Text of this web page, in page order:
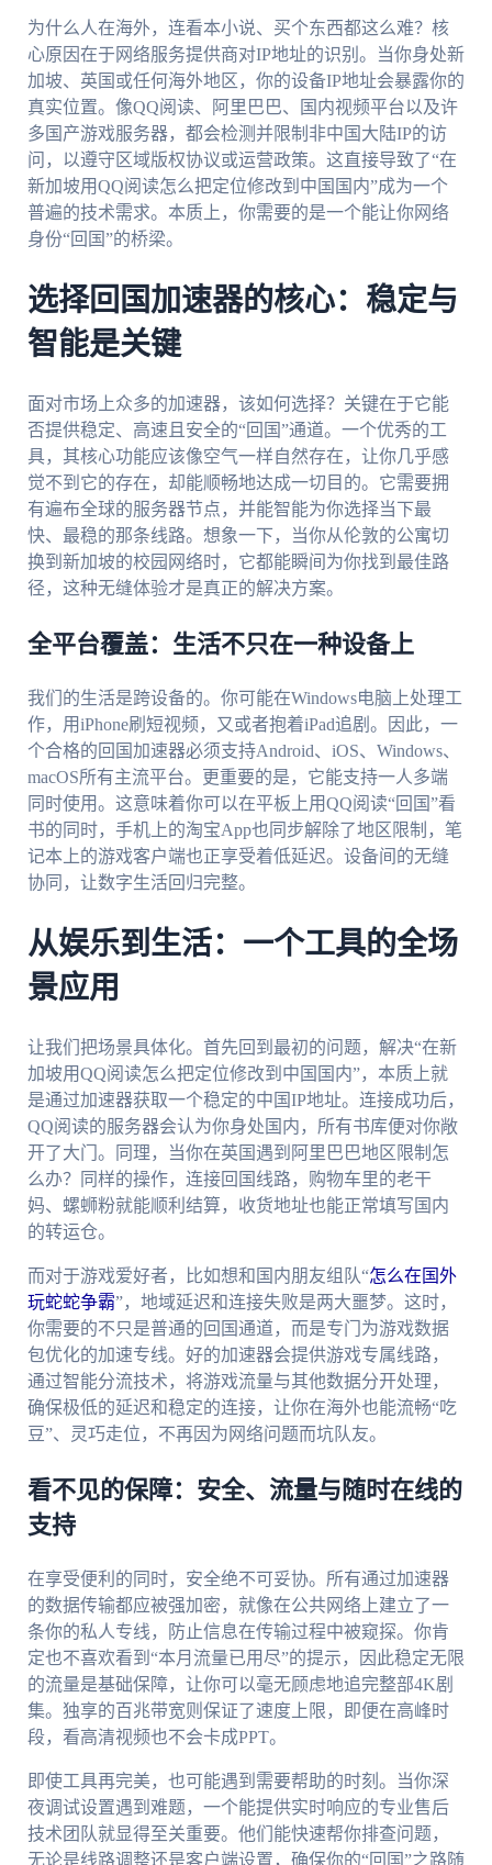
为什么人在海外，连看本小说、买个东西都这么难？核
心原因在于网络服务提供商对IP地址的识别。当你身处新
加坡、英国或任何海外地区，你的设备IP地址会暴露你的
真实位置。像QQ阅读、阿里巴巴、国内视频平台以及许
多国产游戏服务器，都会检测并限制非中国大陆IP的访
问，以遵守区域版权协议或运营政策。这直接导致了“在
新加坡用QQ阅读怎么把定位修改到中国国内”成为一个
普遍的技术需求。本质上，你需要的是一个能让你网络
身份“回国”的桥梁。
选择回国加速器的核心：稳定与
智能是关键
面对市场上众多的加速器，该如何选择？关键在于它能
否提供稳定、高速且安全的“回国”通道。一个优秀的工
具，其核心功能应该像空气一样自然存在，让你几乎感
觉不到它的存在，却能顺畅地达成一切目的。它需要拥
有遍布全球的服务器节点，并能智能为你选择当下最
快、最稳的那条线路。想象一下，当你从伦敦的公寓切
换到新加坡的校园网络时，它都能瞬间为你找到最佳路
径，这种无缝体验才是真正的解决方案。
全平台覆盖：生活不只在一种设备上
我们的生活是跨设备的。你可能在Windows电脑上处理工
作，用iPhone刷短视频，又或者抱着iPad追剧。因此，一
个合格的回国加速器必须支持Android、iOS、Windows、
macOS所有主流平台。更重要的是，它能支持一人多端
同时使用。这意味着你可以在平板上用QQ阅读“回国”看
书的同时，手机上的淘宝App也同步解除了地区限制，笔
记本上的游戏客户端也正享受着低延迟。设备间的无缝
协同，让数字生活回归完整。
从娱乐到生活：一个工具的全场
景应用
让我们把场景具体化。首先回到最初的问题，解决“在新
加坡用QQ阅读怎么把定位修改到中国国内”，本质上就
是通过加速器获取一个稳定的中国IP地址。连接成功后，
QQ阅读的服务器会认为你身处国内，所有书库便对你敞
开了大门。同理，当你在英国遇到阿里巴巴地区限制怎
么办？同样的操作，连接回国线路，购物车里的老干
妈、螺蛳粉就能顺利结算，收货地址也能正常填写国内
的转运仓。
而对于游戏爱好者，比如想和国内朋友组队“怎么在国外
玩蛇蛇争霸”，地域延迟和连接失败是两大噩梦。这时，
你需要的不只是普通的回国通道，而是专门为游戏数据
包优化的加速专线。好的加速器会提供游戏专属线路，
通过智能分流技术，将游戏流量与其他数据分开处理，
确保极低的延迟和稳定的连接，让你在海外也能流畅“吃
豆”、灵巧走位，不再因为网络问题而坑队友。
看不见的保障：安全、流量与随时在线的
支持
在享受便利的同时，安全绝不可妥协。所有通过加速器
的数据传输都应被强加密，就像在公共网络上建立了一
条你的私人专线，防止信息在传输过程中被窥探。你肯
定也不喜欢看到“本月流量已用尽”的提示，因此稳定无限
的流量是基础保障，让你可以毫无顾虑地追完整部4K剧
集。独享的百兆带宽则保证了速度上限，即便在高峰时
段，看高清视频也不会卡成PPT。
即使工具再完美，也可能遇到需要帮助的时刻。当你深
夜调试设置遇到难题，一个能提供实时响应的专业售后
技术团队就显得至关重要。他们能快速帮你排查问题，
无论是线路调整还是客户端设置，确保你的“回国”之路随